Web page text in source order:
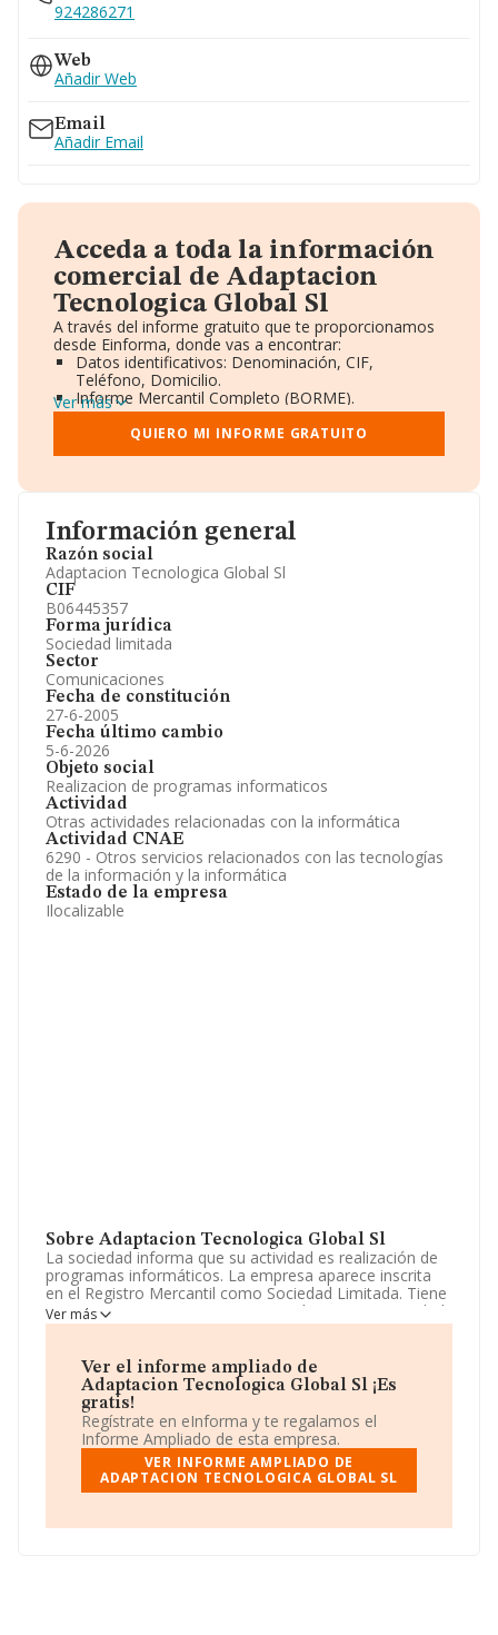
Información general
Razón social
Adaptacion Tecnologica Global Sl
CIF
B06445357
Forma jurídica
Sociedad limitada
Sector
Comunicaciones
Fecha de constitución
27-6-2005
Fecha último cambio
5-6-2026
Objeto social
Realizacion de programas informaticos
Actividad
Otras actividades relacionadas con la informática
Actividad CNAE
6290 - Otros servicios relacionados con las tecnologías
de la información y la informática
Estado de la empresa
Ilocalizable
Sobre Adaptacion Tecnologica Global Sl
La sociedad informa que su actividad es realización de
programas informáticos. La empresa aparece inscrita
en el Registro Mercantil como Sociedad Limitada. Tiene
CNAE: 6290 - '%cnae%'. La compañía no tiene actividad
en mercados exteriores.
Para más información es posible contactar a través del
teléfono 924286271.
La compañíaAdaptacion Tecnologica Global S.L
con número de identificación fiscal B06445357, está
situada en Calle Joaquin Sánchez Valverde, (06006),
Badajoz, Extremadura.
sobre 18.154 compañías, a nivel nacional la facturación
Ver más
Ver el informe ampliado de
Adaptacion Tecnologica Global Sl ¡Es
gratis!
Regístrate en eInforma y te regalamos el
Informe Ampliado de esta empresa.
VER INFORME AMPLIADO DE
ADAPTACION TECNOLOGICA GLOBAL SL
924286271
Web
Añadir Web
Email
Añadir Email
Acceda a toda la información
comercial de Adaptacion
Tecnologica Global Sl
A través del informe gratuito que te proporcionamos
desde Einforma, donde vas a encontrar:
Datos identificativos: Denominación, CIF,
Teléfono, Domicilio.
Informe Mercantil Completo (BORME).
Gráficos de Evolución Ventas y Empleados.
Consejo de Administración y Administradores.
Directivos y Ejecutivos.
Información oficial y registral complementaria.
Ver más
QUIERO MI INFORME GRATUITO